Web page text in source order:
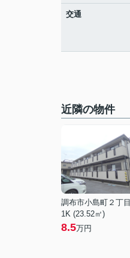
交通
近隣の物件
調布市小島町２丁目
1K (23.52㎡)
8.5万円